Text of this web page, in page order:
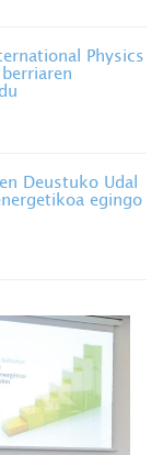
Physics
Deustuko Udal
egingo